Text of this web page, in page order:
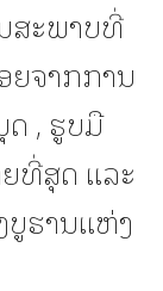
ສະພາບທີ່
ຈາກການ
, ຮູບມື
ທີ່ສຸດ ແລະ
ຮານແຫ່ງ